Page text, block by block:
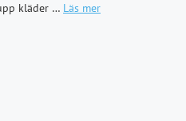
kläder … Läs mer